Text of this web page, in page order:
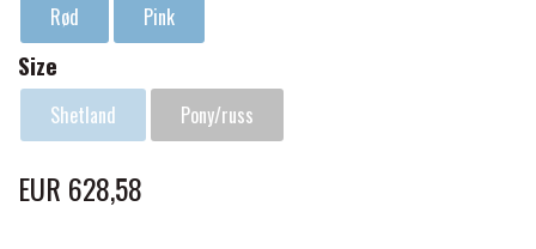
PREMIER EQUINE TRENSE & TILBEHØR
PREMIER EQUINE SADLER
PREMIER EQUINE SADEL TILBEHØR
FORAN EQUINE
Rød Pink
Size
Shetland Pony/russ
EUR 628,58